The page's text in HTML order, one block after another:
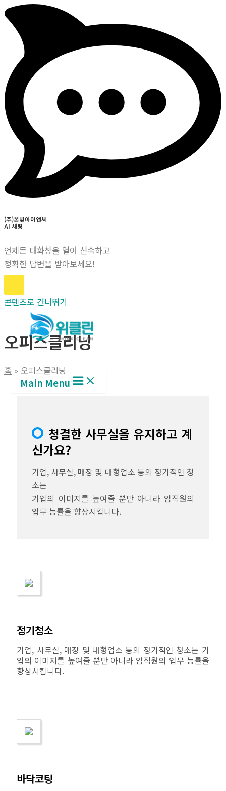
(주)온빛아이앤씨
AI 채팅
언제든 대화창을 열어 신속하고
정확한 답변을 받아보세요!
콘텐츠로 건너뛰기
Main Menu
오피스클리닝
홈 오피스클리닝
청결한 사무실을 유지하고 계
신가요?
기업, 사무실, 매장 및 대형업소 등의 정기적인 청
소는
기업의 이미지를 높여줄 뿐만 아니라 임직원의
업무 능률을 향상시킵니다.
정기청소
기업, 사무실, 매장 및 대형업소 등의 정기적인 청소는 기
업의 이미지를 높여줄 뿐만 아니라 임직원의 업무 능률을
향상시킵니다.
바닥코팅